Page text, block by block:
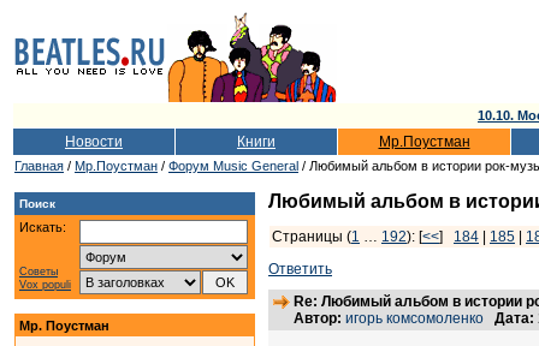
10.10.
Новости Книги Мр.Поустман
Главная / Мр.Поустман / Форум Music General / Любимый альбом в истории рок-
Поиск
Искать:
Советы
Vox populi
Мр. Поустман
Любимый альбом в
Страницы (1 … 192): [<<] 184 185
Ответить
Re: Любимый альбом в истории
Автор: игорь комсомоленко Дата: